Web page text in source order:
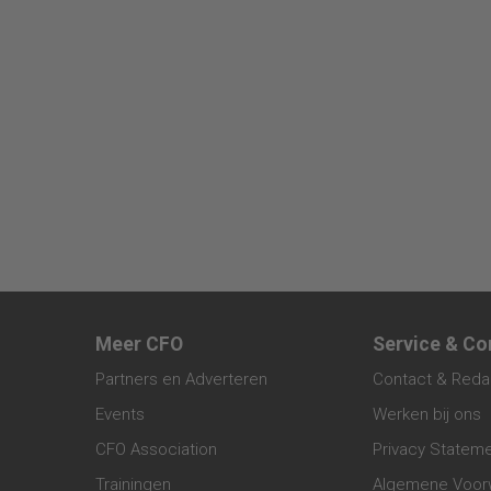
Meer CFO
Partners en Adverteren
Events
CFO Association
Trainingen
Service &
Contact &
Werken bij ons
Privacy
Algemene